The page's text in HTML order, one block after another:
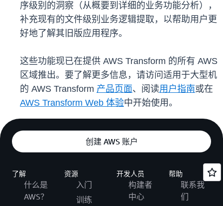
序级别的洞察（从概要到详细的业务功能分析），
补充现有的文件级别业务逻辑提取，以帮助用户更
好地了解其旧版应用程序。
这些功能现已在提供 AWS Transform 的所有 AWS
区域推出。要了解更多信息，请访问适用于大型机
的 AWS Transform 产品页面、阅读用户指南或在
AWS Transform Web 体验中开始使用。
创建 AWS 账户
了解
什么是
AWS？
资源
入门
训练
开发人员
构建者
中心
帮助
联系我
们